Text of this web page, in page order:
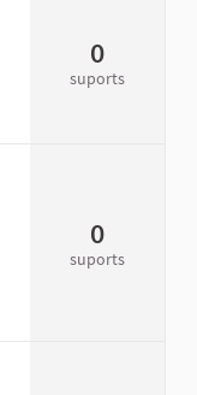
0
suports
0
suports